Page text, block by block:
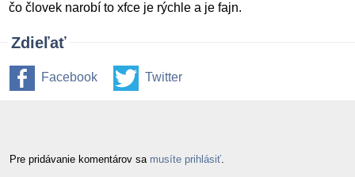
čo človek narobí to xfce je rýchle a je fajn.
Zdieľať
Facebook Twitter
Pre pridávanie komentárov sa musíte prihlásiť